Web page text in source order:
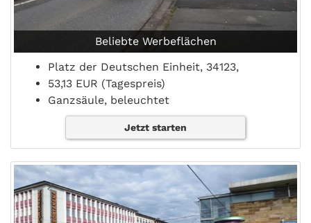
Beliebte Werbeflächen
Platz der Deutschen Einheit, 34123,
53,13 EUR (Tagespreis)
Ganzsäule, beleuchtet
Jetzt starten